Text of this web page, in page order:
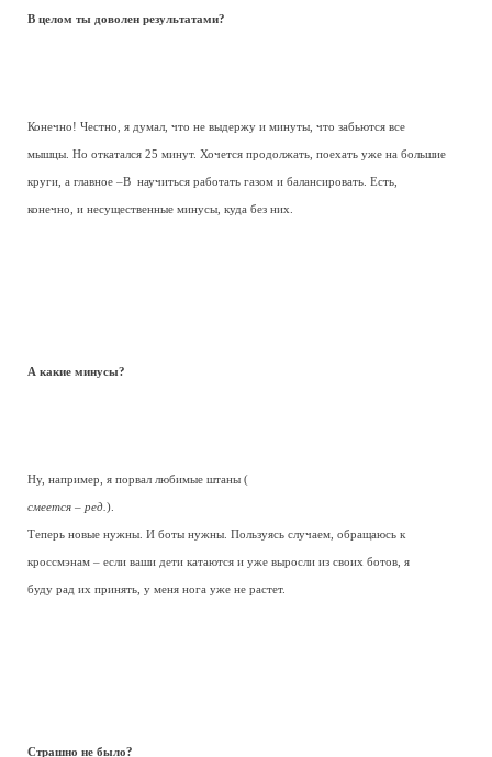
В целом ты доволен результатами?
Конечно! Честно, я думал, что не выдержу и минуты, что забьются все
мышцы. Но откатался 25 минут. Хочется продолжать, поехать уже на большие
круги, а главное –В научиться работать газом и балансировать. Есть,
конечно, и несущественные минусы, куда без них.
А какие минусы?
Ну, например, я порвал любимые штаны (
смеется – ред. ).
Теперь новые нужны. И боты нужны. Пользуясь случаем, обращаюсь к
кроссмэнам – если ваши дети катаются и уже выросли из своих ботов, я
буду рад их принять, у меня нога уже не растет.
Страшно не было?